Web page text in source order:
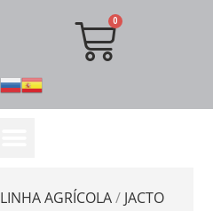
LINHA AGRÍCOLA/ JACTO